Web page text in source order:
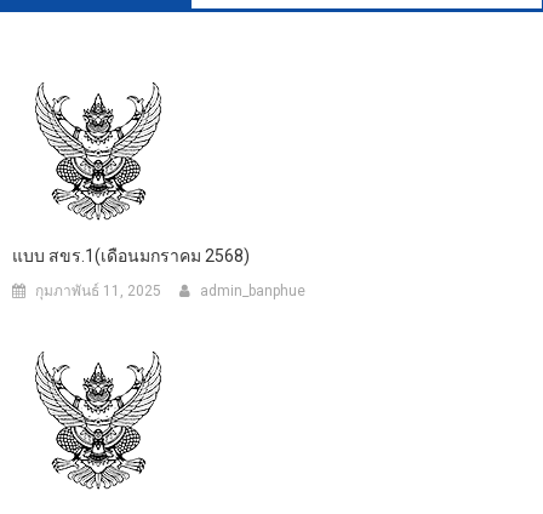
แบบ สขร.1(เดือนมกราคม 2568)
กุมภาพันธ์ 11, 2025 admin_banphue